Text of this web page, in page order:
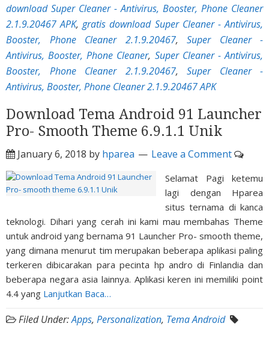
download Super Cleaner - Antivirus, Booster, Phone Cleaner
2.1.9.20467 APK,gratis download Super Cleaner - Antivirus,
Booster, Phone Cleaner 2.1.9.20467, Super Cleaner -
Antivirus, Booster, Phone Cleaner, Super Cleaner - Antivirus,
Booster, Phone Cleaner 2.1.9.20467, Super Cleaner -
Antivirus, Booster, Phone Cleaner 2.1.9.20467 APK
Download Tema Android 91 Launcher
Pro- Smooth Theme 6.9.1.1 Unik
January 6, 2018 by hparea Leave a Comment
Selamat Pagi ketemu
lagi dengan Hparea
situs ternama di kanca
teknologi. Dihari yang cerah ini kami mau membahas Theme
untuk android yang bernama 91 Launcher Pro- smooth theme,
yang dimana menurut tim merupakan beberapa aplikasi paling
terkeren dibicarakan para pecinta hp andro di Finlandia dan
beberapa negara asia lainnya. Aplikasi keren ini memiliki point
4.4 yang Lanjutkan Baca…
Filed Under:Apps, Personalization, Tema Android